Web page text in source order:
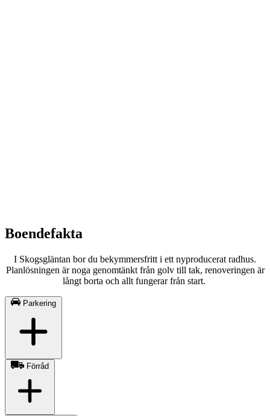
Boendefakta
I Skogsgläntan bor du bekymmersfritt i ett nyproducerat radhus.
Planlösningen är noga genomtänkt från golv till tak, renoveringen är
långt borta och allt fungerar från start.
Parkering
Förråd